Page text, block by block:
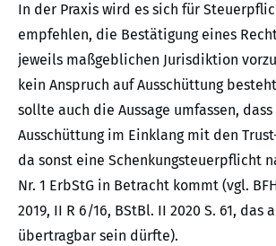
In der Praxis wird es sich für
empfehlen, die Bestätigung eines
jeweils maßgeblichen Jurisdiktion
kein Anspruch auf Ausschüttung
sollte auch die Aussage umfassen,
Ausschüttung im Einklang mit den
da sonst eine Schenkungsteuerpflicht
Nr. 1 ErbStG in Betracht kommt (vgl.
2019, II R 6/16, BStBl. II 2020 S. 61, das
übertragbar sein dürfte).